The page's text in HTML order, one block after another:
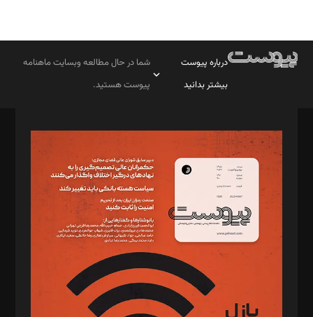
درباره پیوست
بیشتر بدانید
شما در حال مطالعه وبسایت ماهنامه
پیوست هستید.
مدیر مسئول: محمدباقر اثنی‌عشری
سردبیر: مهرک محمودی
دبیر تحریریه: میثم قاسمی
د‌بیر ناداستان: سمانه سمیع
د‌بیر خدمت و تجارت: ابوالفضل رجبی
د‌بیر حقوق فناوری: حسام‌الدین ایپکچی
د‌بیر پیوست جهان: مینا پاکدل
د‌بیر تحریریه آنلاین: بابک نقاش
تحریریه‌: مجتبی محمود‌ی، آرش برهمند، یسنا امان‌پور، سروش کرمیان،
مصطفی مسجدی آرانی، ابوالفضل رجبی، زهرا فکرانه، فائزه فتحی